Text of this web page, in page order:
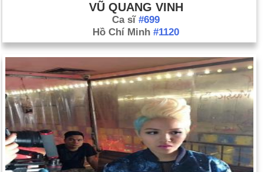
VŨ QUANG VINH
Ca sĩ #699
Hồ Chí Minh #1120